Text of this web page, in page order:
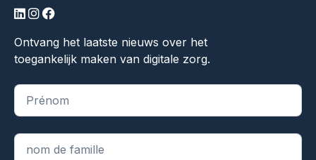
LinkedIn
Instagram
Facebook
Ontvang het laatste nieuws over het
toegankelijk maken van digitale zorg.
"*" indique les champs obligatoires